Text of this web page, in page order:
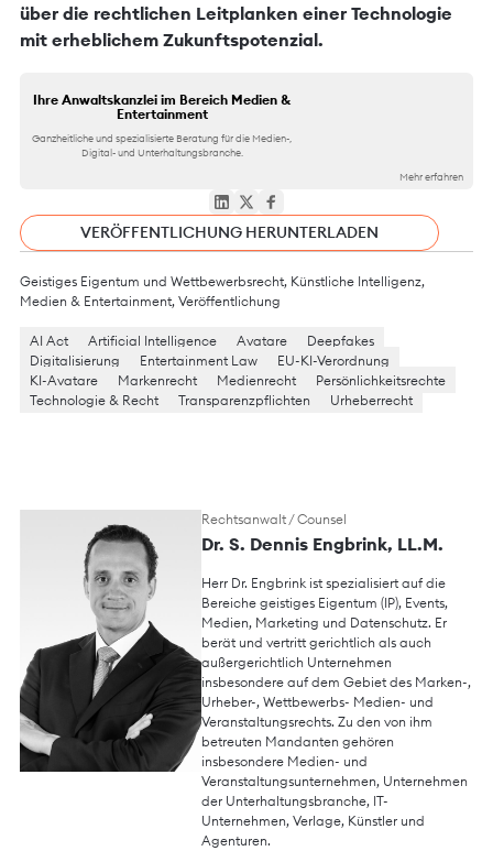
über die rechtlichen Leitplanken einer Technologie
mit erheblichem Zukunftspotenzial.
Ihre Anwaltskanzlei im Bereich Medien &
Entertainment
Ganzheitliche und spezialisierte Beratung für die Medien-,
Digital- und Unterhaltungsbranche.
Mehr erfahren
VERÖFFENTLICHUNG HERUNTERLADEN
Geistiges Eigentum und Wettbewerbsrecht, Künstliche Intelligenz,
Medien & Entertainment, Veröffentlichung
AI Act Artificial Intelligence Avatare
Deepfakes
Digitalisierung
Entertainment Law
EU-KI-Verordnung
KI-Avatare
Markenrecht Medienrecht
Persönlichkeitsrechte
Technologie & Recht
Transparenzpflichten Urheberrecht
Rechtsanwalt / Counsel
Dr. S. Dennis Engbrink, LL.M.
Herr Dr. Engbrink ist spezialisiert auf die
Bereiche geistiges Eigentum (IP), Events,
Medien, Marketing und Datenschutz. Er
berät und vertritt gerichtlich als auch
außergerichtlich Unternehmen
insbesondere auf dem Gebiet des Marken-,
Urheber-, Wettbewerbs- Medien- und
Veranstaltungsrechts. Zu den von ihm
betreuten Mandanten gehören
insbesondere Medien- und
Veranstaltungsunternehmen, Unternehmen
der Unterhaltungsbranche, IT-
Unternehmen, Verlage, Künstler und
Agenturen.